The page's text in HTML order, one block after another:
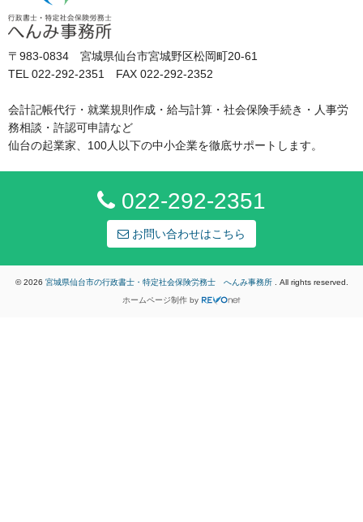
〒983-0834 宮城県仙台市宮城野区松岡町20-61
TEL 022-292-2351 FAX 022-292-2352
会計記帳代行・就業規則作成・給与計算・社会保険手続き・人事労
務相談・許認可申請など
仙台の起業家、100人以下の中小企業を徹底サポートします。
022-292-2351
お問い合わせはこちら
© 2026 宮城県仙台市の行政書士・特定社会保険労務士 へんみ事務所
. All rights reserved.
ホームページ制作by